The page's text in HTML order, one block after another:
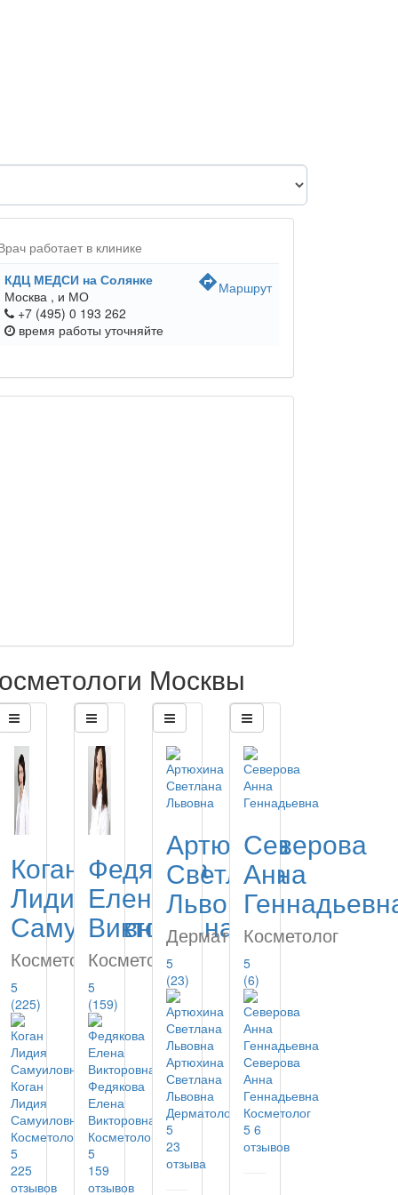
работает в клинике
КДЦ МЕДСИ на Солянке
Москва , и МО
+7 (495) 0 193 262
время работы уточняйте
directionsМаршрут
Москвы
Коган
Лидия
Самуиловна
Косметолог
5
(225)
Коган
Лидия
Самуиловна
Косметолог
5
225
отзывов
Федякова
Елена
Викторовна
Косметолог
5
(159)
Федякова
Елена
Викторовна
Косметолог
5
159
отзывов
Артюхина
Светлана
Львовна
Дерматолог
5
(23)
Артюхина
Светлана
Львовна
Дерматолог
5
23
отзыва
Северова
Анна
Косметолог
5
(6)
Северова
Анна
Геннадьевна
Косметолог
5 6
отзывов